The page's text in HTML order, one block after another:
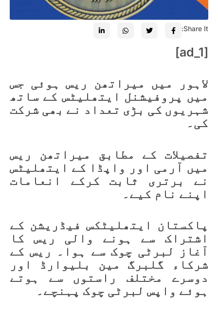
Share It:
[ad_1]
لاہور میں میراتھن ریس ہوئی جس
میں پروفیشنل ایتھلیٹس کے ساتھ
شہریوں کی بڑی تعداد نے بھی شرکت
کی۔
تفصیلات کے مطابق میراتھن ریس
میں آرمی اور واپڈا کے ایتھلیٹس
نے برتری ثابت کرکے انعامات
اپنے نام کیے۔
پاکستان ایتھلیٹکس فیڈریشن کے
اشتراک سے ہونے والی ریس کا
آغاز لبرٹی چوک سے ہوا۔ ریس کے
شرکاء گلبرگ مین بلیوارڈ اور
دوسرے مختلف راستوں سے ہوتے
ہوئے واپس لبرٹی چوک پہنچے۔